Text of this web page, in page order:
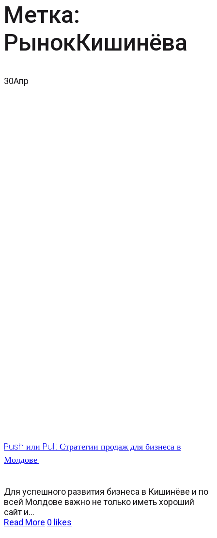
Метка:
РынокКишинёва
30Апр
Push или Pull: Стратегии продаж для бизнеса в
Молдове.
Для успешного развития бизнеса в Кишинёве и по
всей Молдове важно не только иметь хороший
сайт и...
Read More 0 likes